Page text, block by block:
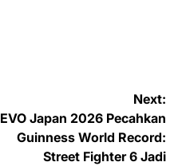
Next:
EVO Japan 2026 Pecahkan
Guinness World Record:
Street Fighter 6 Jadi